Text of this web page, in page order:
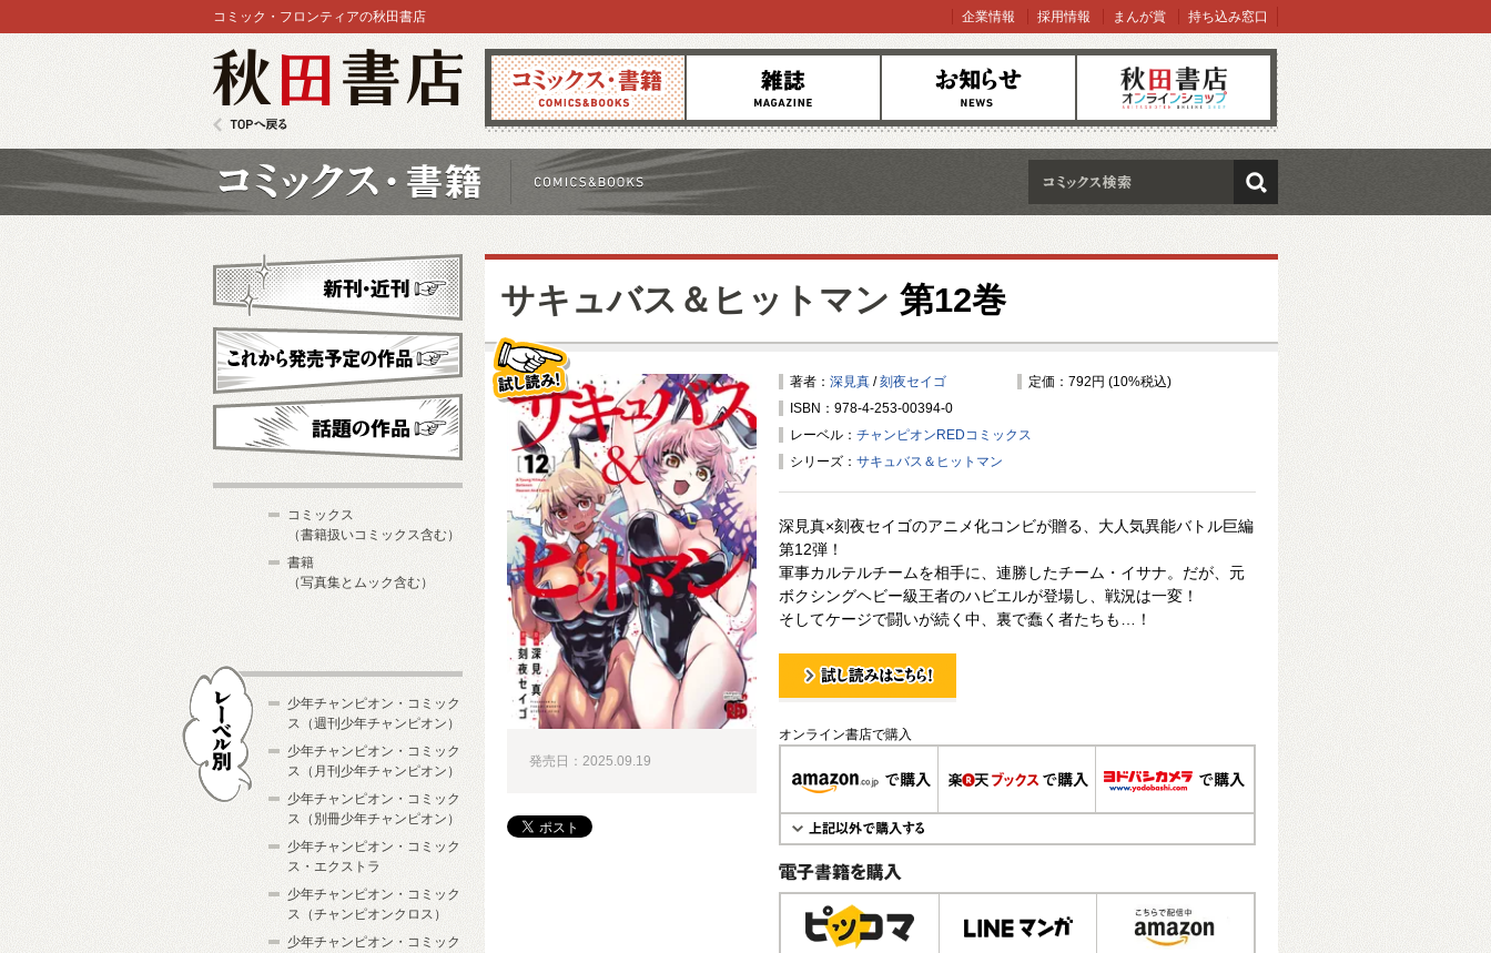
コミックス 雑誌 お知らせ オンラインショップ
コミック・フロンティアの秋田書店 企業情報 採用情報 まんが賞 持ち込み窓口
検索
サキュバス＆ヒットマン 第12巻
著者： 深見真 /刻夜セイゴ
定価：792円 (10%税込)
ISBN：978-4-253-00394-0
レーベル： チャンピオンREDコミックス
シリーズ： サキュバス＆ヒットマン
深見真×刻夜セイゴのアニメ化コンビが贈る、大人気異能バトル巨編
第12弾！
軍事カルテルチームを相手に、連勝したチーム・イサナ。だが、元
ボクシングヘビー級王者のハビエルが登場し、戦況は一変！
そしてケージで闘いが続く中、裏で蠢く者たちも…！
試し読み！
オンライン書店で購入
電子書籍で購入
発売日：2025.09.19
新刊・近刊
これから発売予定
コミックス
（書籍扱いコミックス含む）
書籍
（写真集とムック含む）
少年チャンピオン・コミック
ス（週刊少年チャンピオン）
少年チャンピオン・コミック
ス（月刊少年チャンピオン）
少年チャンピオン・コミック
ス（別冊少年チャンピオン）
少年チャンピオン・コミック
ス・エクストラ
少年チャンピオン・コミック
ス（チャンピオンクロス）
少年チャンピオン・コミック